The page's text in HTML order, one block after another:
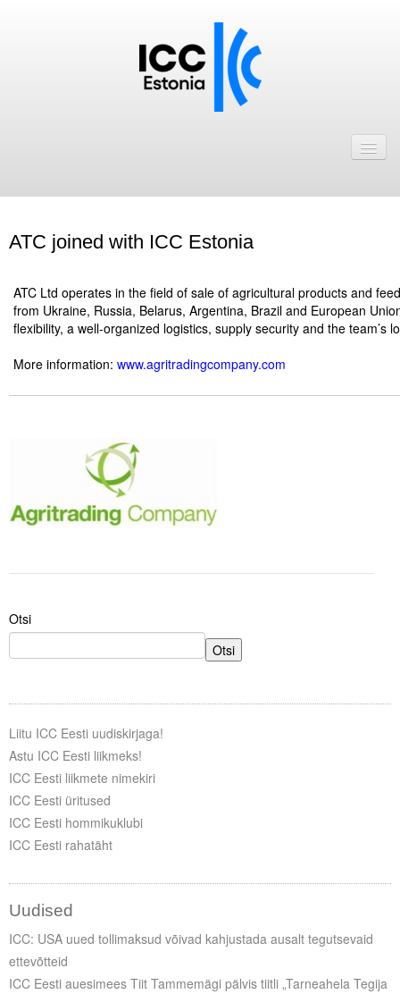
ICC Eesti liikmebaas
Liikmete pakkumised
Astu ICC Eesti liikmeks!
Kalender
ICC Eesti
Publikatsioonid
Arvamus
ICC komisjonid
Juhendid ja väljaanded
Videod
Kontakt
Oskusteave
Incoterms® 2020
Abimaterjalid
Projektid
ATC joined with ICC Estonia
ATC Ltd operates in the field of sale of agricultural products and
from Ukraine, Russia, Belarus, Argentina, Brazil and European
flexibility, a well-organized logistics, supply security and the team’s
More information: www.agritradingcompany.com
Otsi
Otsi
Liitu ICC Eesti uudiskirjaga!
Astu ICC Eesti liikmeks!
ICC Eesti liikmete nimekiri
ICC Eesti üritused
ICC Eesti hommikuklubi
ICC Eesti rahatäht
Uudised
ICC: USA uued tollimaksud võivad kahjustada ausalt tegutsevaid
ettevõtteid
ICC Eesti auesimees Tiit Tammemägi pälvis tiitli „Tarneahela Tegija